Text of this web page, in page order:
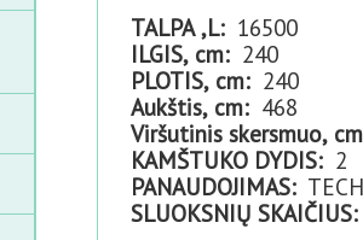
SODO STALO IR KĖDŽIŲ
KOMPLEKTAI
PIKNIKO STALAI
SANDĖLIAVIMO LENTYNOS
LAUKO DAIKTADĖŽĖS IR
SAUGYKLOS
TALPA ,L: 16500
ILGIS, cm: 240
PLOTIS, cm: 240
Aukštis, cm: 468
Viršutinis skersmuo,
KAMŠTUKO DYDIS: 2
PANAUDOJIMAS:
SLUOKSNIŲ SKAIČIUS: